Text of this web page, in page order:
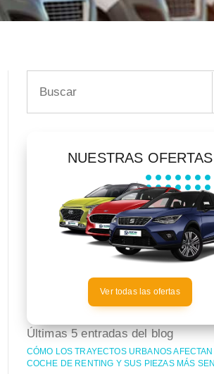
NUESTRAS OFERTAS
Ver todas las ofertas
Últimas 5 entradas del blog
CÓMO LOS TRAYECTOS URBANOS AFECTAN
COCHE DE RENTING Y SUS PIEZAS MÁS